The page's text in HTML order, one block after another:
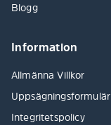
Blogg
Information
Allmänna Villkor
Uppsägningsformulär
Integritetspolicy